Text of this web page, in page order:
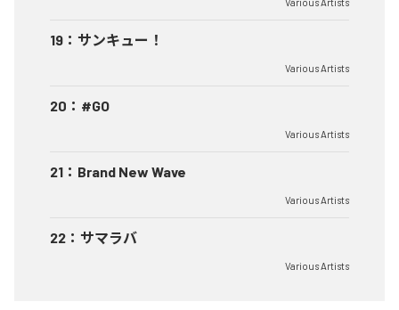
Various Artists
19 ： サンキュー！
Various Artists
20 ： #GO
Various Artists
21 ： Brand New Wave
Various Artists
22 ： サマラバ
Various Artists